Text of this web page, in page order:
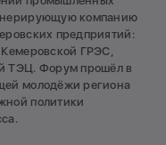
компанию
предприятий:
ГРЭС,
ТЭЦ. Форум прошёл в
молодёжи региона
политики